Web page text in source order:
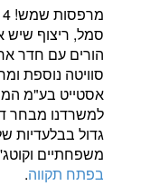
סמל, ריצוף שיש
הורים עם חדר
סוויטה נוספת
אסטייט בע"מ
למשרדנו מבחר
גדול בבלעדיות
משפחתיים
בפתח תקווה.